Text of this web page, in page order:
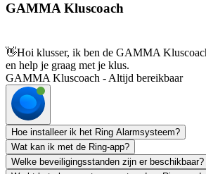
GAMMA Kluscoach
👋Hoi klusser, ik ben de GAMMA
en help je graag met je klus.
GAMMA Kluscoach - Altijd bereikbaar
Hoe installeer ik het Ring Alarmsysteem?
Wat kan ik met de Ring-app?
Welke beveiligingsstanden zijn er beschikbaar?